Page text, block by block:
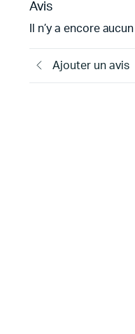
Avis
Il n’y a encore
Ajouter un avis